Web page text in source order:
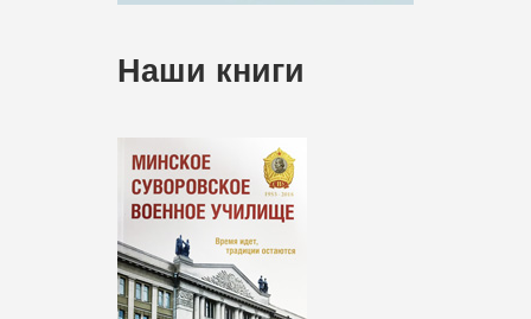
Наши книги